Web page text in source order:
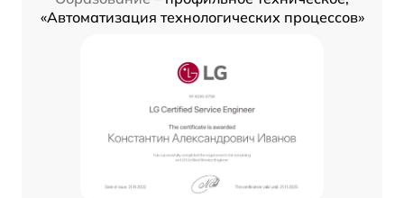
«Автоматизация технологических процессов»